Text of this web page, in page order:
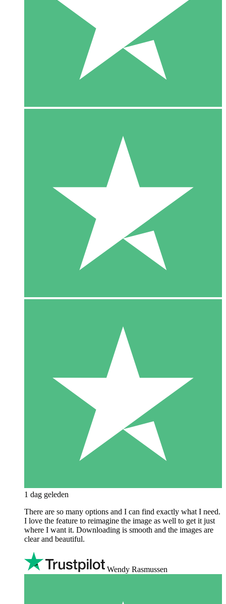
1 dag geleden
There are so many options and I can find exactly what I need.
I love the feature to reimagine the image as well to get it just
where I want it. Downloading is smooth and the images are
clear and beautiful.
Wendy Rasmussen